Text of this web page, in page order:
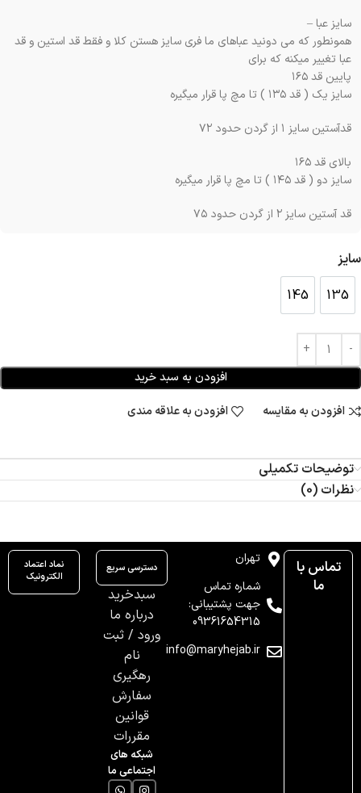
سایز عبا –
همونطور که می ‌دونید عباهای ما فری سایز هستن کلا و فقط قد استین و قد
عبا تغییر میکنه که برای
پایین قد ۱۶۵
سایز یک ( قد ۱۳۵ ) تا مچ پا قرار میگیره
قدآستین سایز ۱ از گردن حدود ۷۲
بالای قد ۱۶۵
سایز دو ( قد ۱۴۵ ) تا مچ پا قرار میگیره
قد آستین سایز ۲ از گردن حدود ۷۵
سایز
135
135
145
145
افزودن به سبد خرید
افزودن به مقایسه
افزودن به علاقه مندی
توضیحات تکمیلی
نظرات (0)
تماس با
ما
تهران
شماره تماس
جهت پشتیبانی:
09361654315
info@maryhejab.ir
دسترسی سریع
سبدخرید
درباره ما
ورود / ثبت
نام
رهگیری
سفارش
قوانین
مقررات
شبکه های
اجتماعی ما
نماد اعتماد
الکترونیک